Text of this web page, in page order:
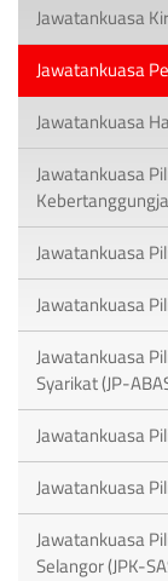
Jawatankuasa
Jawatankuasa
Jawatankuasa
Jawatankuasa
Jawatankuasa
Jawatankuasa
Jawatankuasa
Syarikat (JP-
Jawatankuasa
Jawatankuasa
Jawatankuasa
Selangor (JPK-